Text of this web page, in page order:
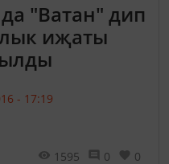
"Ватан" дип
иҗаты
- 17:19
1595 0 0